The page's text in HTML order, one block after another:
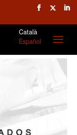
Català
Español